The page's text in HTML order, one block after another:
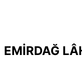
EMİRDAĞ